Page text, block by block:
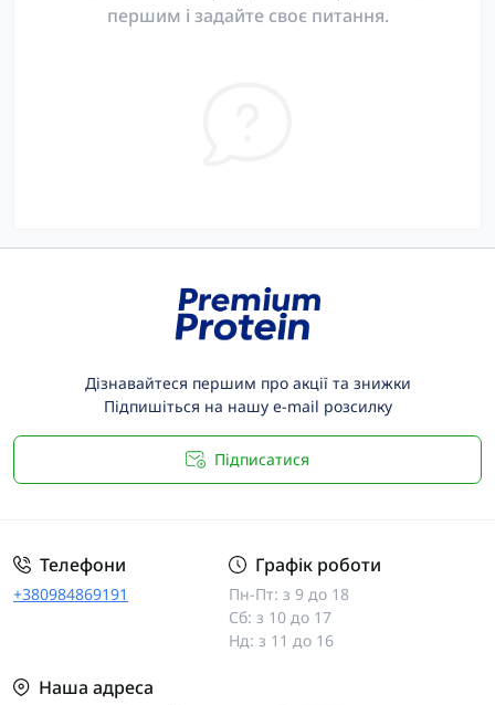
першим і задайте своє питання.
Дізнавайтеся першим про акції та знижки
Підпишіться на нашу e-mail розсилку
Підписатися
Телефони
+380984869191
Графік роботи
Пн-Пт: з 9 до 18
Сб: з 10 до 17
Нд: з 11 до 16
Наша адреса